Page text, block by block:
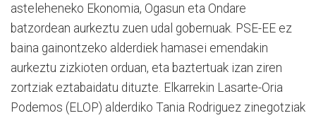
asteleheneko Ekonomia, Ogasun eta Ondare
batzordean aurkeztu zuen udal gobernuak. PSE-EE ez
baina gainontzeko alderdiek hamasei emendakin
aurkeztu zizkioten orduan, eta baztertuak izan ziren
zortziak eztabaidatu dituzte. Elkarrekin Lasarte-Oria
Podemos (ELOP) alderdiko Tania Rodriguez zinegotziak